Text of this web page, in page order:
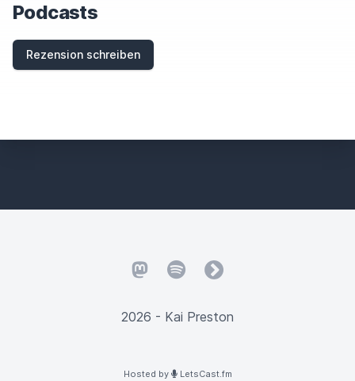
Podcasts
Rezension schreiben
MastodonSpotifyfyyd
2026 - Kai Preston
Hosted by LetsCast.fm